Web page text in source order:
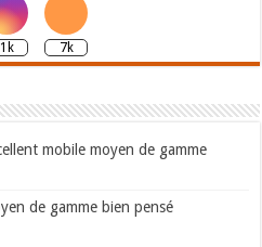
1k 7k
mobile moyen de gamme
de gamme bien pensé